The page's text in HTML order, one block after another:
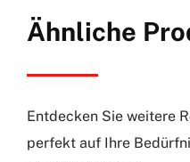
Ähnliche
Entdecken Sie weitere
perfekt auf Ihre